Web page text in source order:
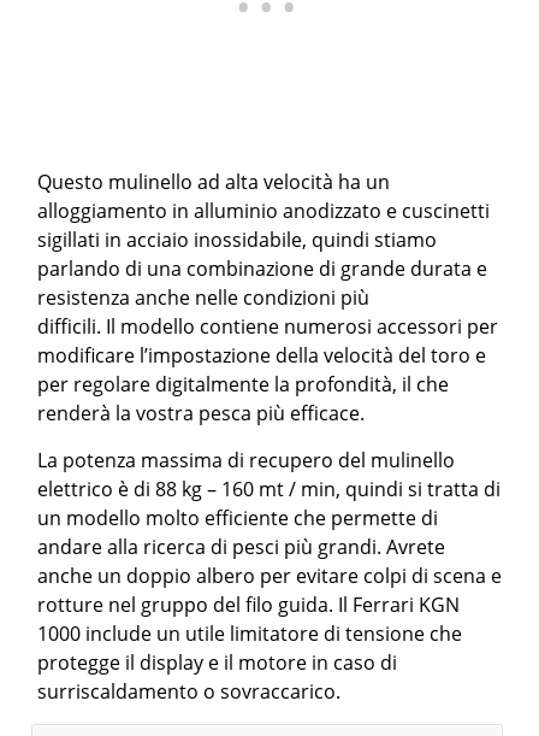
Questo mulinello ad alta velocità ha un
alloggiamento in alluminio anodizzato e cuscinetti
sigillati in acciaio inossidabile, quindi stiamo
parlando di una combinazione di grande durata e
resistenza anche nelle condizioni più
difficili. Il modello contiene numerosi accessori per
modificare l’impostazione della velocità del toro e
per regolare digitalmente la profondità, il che
renderà la vostra pesca più efficace.
La potenza massima di recupero del mulinello
elettrico è di 88 kg – 160 mt / min, quindi si tratta di
un modello molto efficiente che permette di
andare alla ricerca di pesci più grandi. Avrete
anche un doppio albero per evitare colpi di scena e
rotture nel gruppo del filo guida. Il Ferrari KGN
1000 include un utile limitatore di tensione che
protegge il display e il motore in caso di
surriscaldamento o sovraccarico.